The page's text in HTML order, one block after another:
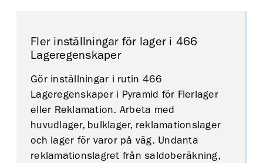
Fler inställningar för lager i 466
Lageregenskaper
Gör inställningar i rutin 466
Lageregenskaper i Pyramid för Flerlager
eller Reklamation. Arbeta med
huvudlager, bulklager, reklamationslager
och lager för varor på väg. Undanta
reklamationslagret från saldoberäkning,